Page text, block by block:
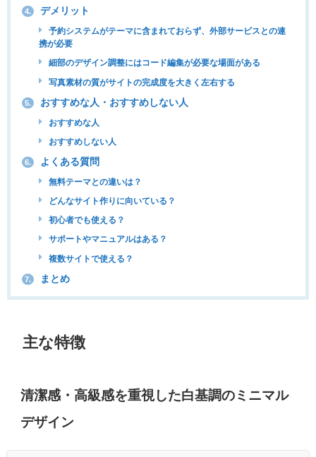
4. デメリット
予約システムがテーマに含まれておらず、外部サービスとの連
携が必要
細部のデザイン調整にはコード編集が必要な場面がある
写真素材の質がサイトの完成度を大きく左右する
5. おすすめな人・おすすめしない人
おすすめな人
おすすめしない人
6. よくある質問
無料テーマとの違いは？
どんなサイト作りに向いている？
初心者でも使える？
サポートやマニュアルはある？
複数サイトで使える？
7. まとめ
主な特徴
清潔感・高級感を重視した白基調のミニマル
デザイン